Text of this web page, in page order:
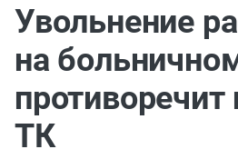
07.08
Разработают единые
отношений #новости
Увольнение
на
ТК